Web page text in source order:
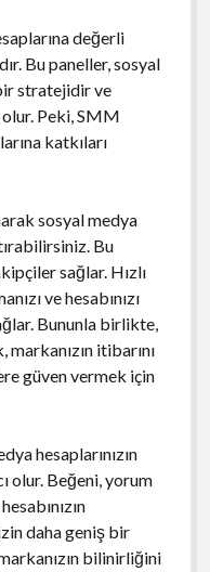
değerli
Bu paneller, sosyal
stratejidir ve
Peki, SMM
katkıları
sosyal medya
Bu
sağlar. Hızlı
ve hesabınızı
Bununla birlikte,
itibarını
güven vermek için
hesaplarınızın
olur. Beğeni, yorum
daha geniş bir
bilinirliğini